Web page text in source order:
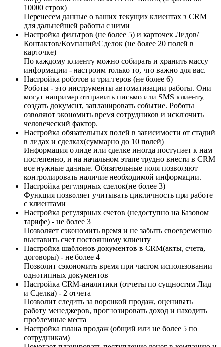
10000 строк)
Перенесем данные о ваших текущих клиентах в CRM
для дальнейшей работы с ними
Настройка фильтров (не более 5) и карточек Лидов/
Контактов/Компаний/Сделок (не более 20 полей в
карточке)
По каждому клиенту можно собирать и хранить массу
информации - настроим только то, что важно для вас.
Настройка роботов и триггеров (не более 6)
Роботы - это инструменты автоматизации работы. Они
могут например отправить письмо или SMS клиенту,
создать документ, запланировать событие. Роботы
озволяют экономить время сотрудников и исключить
человеческий фактор.
Настройка обязательных полей в зависимости от стадий
в лидах и сделках(суммарно до 10 полей)
Информация о лиде или сделке иногда поступает к нам
постепенно, и на начальном этапе трудно внести в CRM
все нужные данные. Обязательные поля позволяют
контролировать наличие необходимой информации.
Настройка регулярных сделок(не более 3)
Функция позволяет учитывать цикличность при работе
с клиентами
Настройка регулярных счетов (недоступно на Базовом
тарифе) - не более 3
Позволяет сэкономить время и не забыть своевременно
выставить счет постоянному клиенту
Настройка шаблонов документов в CRM(акты, счета,
договоры) - не более 4
Позволит сэкономить время при частом использовании
однотипных документов
Настройка CRM-аналитики (отчеты по сущностям Лид
и Сделка) - 2 отчета
Позволит следить за воронкой продаж, оценивать
работу менеджеров, прогнозировать доход и находить
проблемные места
Настройка плана продаж (общий или не более 5 по
сотрудникам)